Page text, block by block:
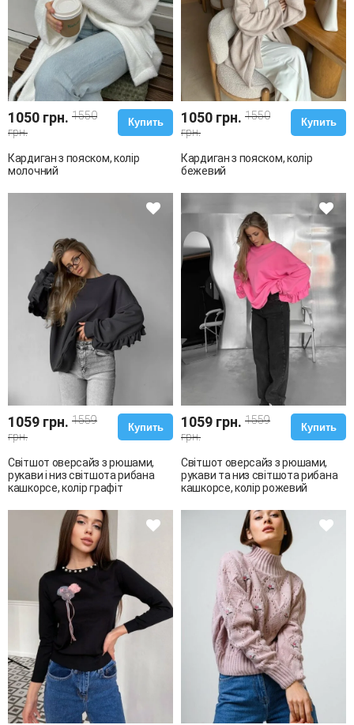
1050 грн. 1550
грн.
Купить
Кардиган з пояском, колір
молочний
1050 грн. 1550
грн.
Купить
Кардиган з пояском, колір
бежевий
1059 грн. 1559
грн.
Купить
Світшот оверсайз з рюшами,
рукави і низ світшота рибана
кашкорсе, колір графіт
1059 грн. 1559
грн.
Купить
Світшот оверсайз з рюшами,
рукави та низ світшота рибана
кашкорсе, колір рожевий